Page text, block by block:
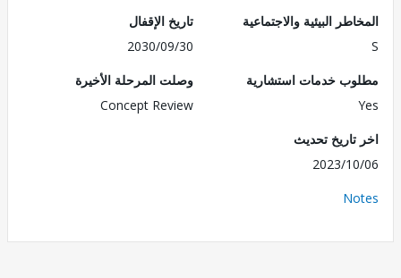
البيئية والاجتماعية
تاريخ الإقفال
2030/09/30
خدمات استشارية
وصلت المرحلة الأخيرة
Concept Review
تحديث
2023/